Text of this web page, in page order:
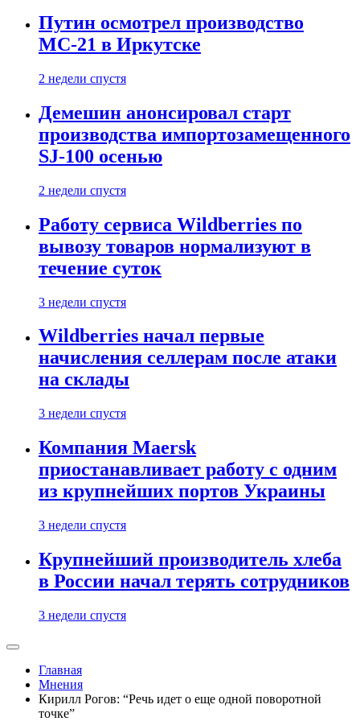
Путин осмотрел производство
МС-21 в Иркутске
2 недели спустя
Демешин анонсировал старт
производства импортозамещенного
SJ-100 осенью
2 недели спустя
Работу сервиса Wildberries по
вывозу товаров нормализуют в
течение суток
3 недели спустя
Wildberries начал первые
начисления селлерам после атаки
на склады
3 недели спустя
Компания Maersk
приостанавливает работу с одним
из крупнейших портов Украины
3 недели спустя
Крупнейший производитель хлеба
в России начал терять сотрудников
3 недели спустя
Главная
Мнения
Кирилл Рогов: “Речь идет о еще одной поворотной
точке”